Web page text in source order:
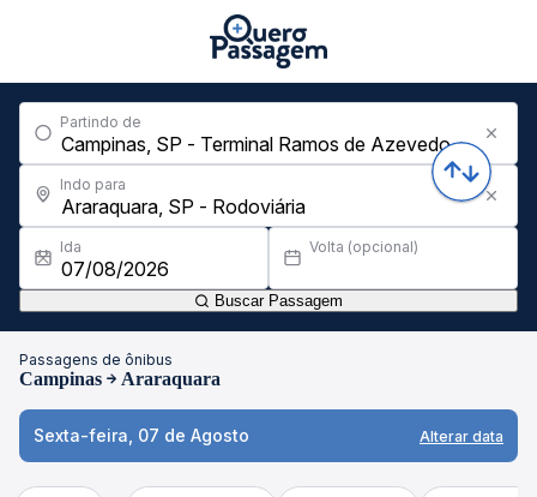
Partindo de
Indo para
Ida Volta (opcional)
Buscar Passagem
Passagens de ônibus
Campinas Araraquara
Sexta-feira, 07 de Agosto Alterar data